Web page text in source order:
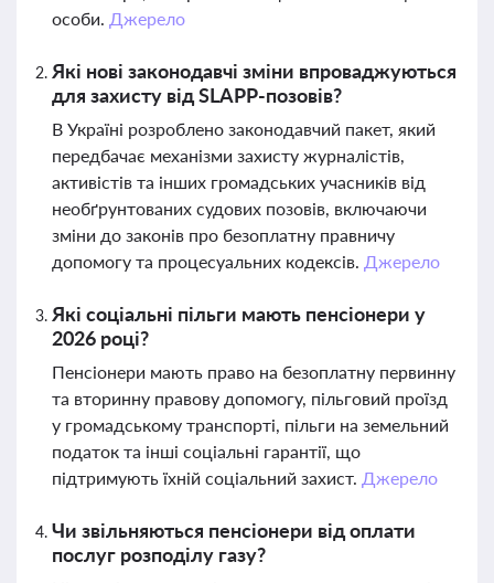
особи. Джерело
Які нові законодавчі зміни впроваджуються
для захисту від SLAPP-позовів?
В Україні розроблено законодавчий пакет, який
передбачає механізми захисту журналістів,
активістів та інших громадських учасників від
необґрунтованих судових позовів, включаючи
зміни до законів про безоплатну правничу
допомогу та процесуальних кодексів. Джерело
Які соціальні пільги мають пенсіонери у
2026 році?
Пенсіонери мають право на безоплатну первинну
та вторинну правову допомогу, пільговий проїзд
у громадському транспорті, пільги на земельний
податок та інші соціальні гарантії, що
підтримують їхній соціальний захист. Джерело
Чи звільняються пенсіонери від оплати
послуг розподілу газу?